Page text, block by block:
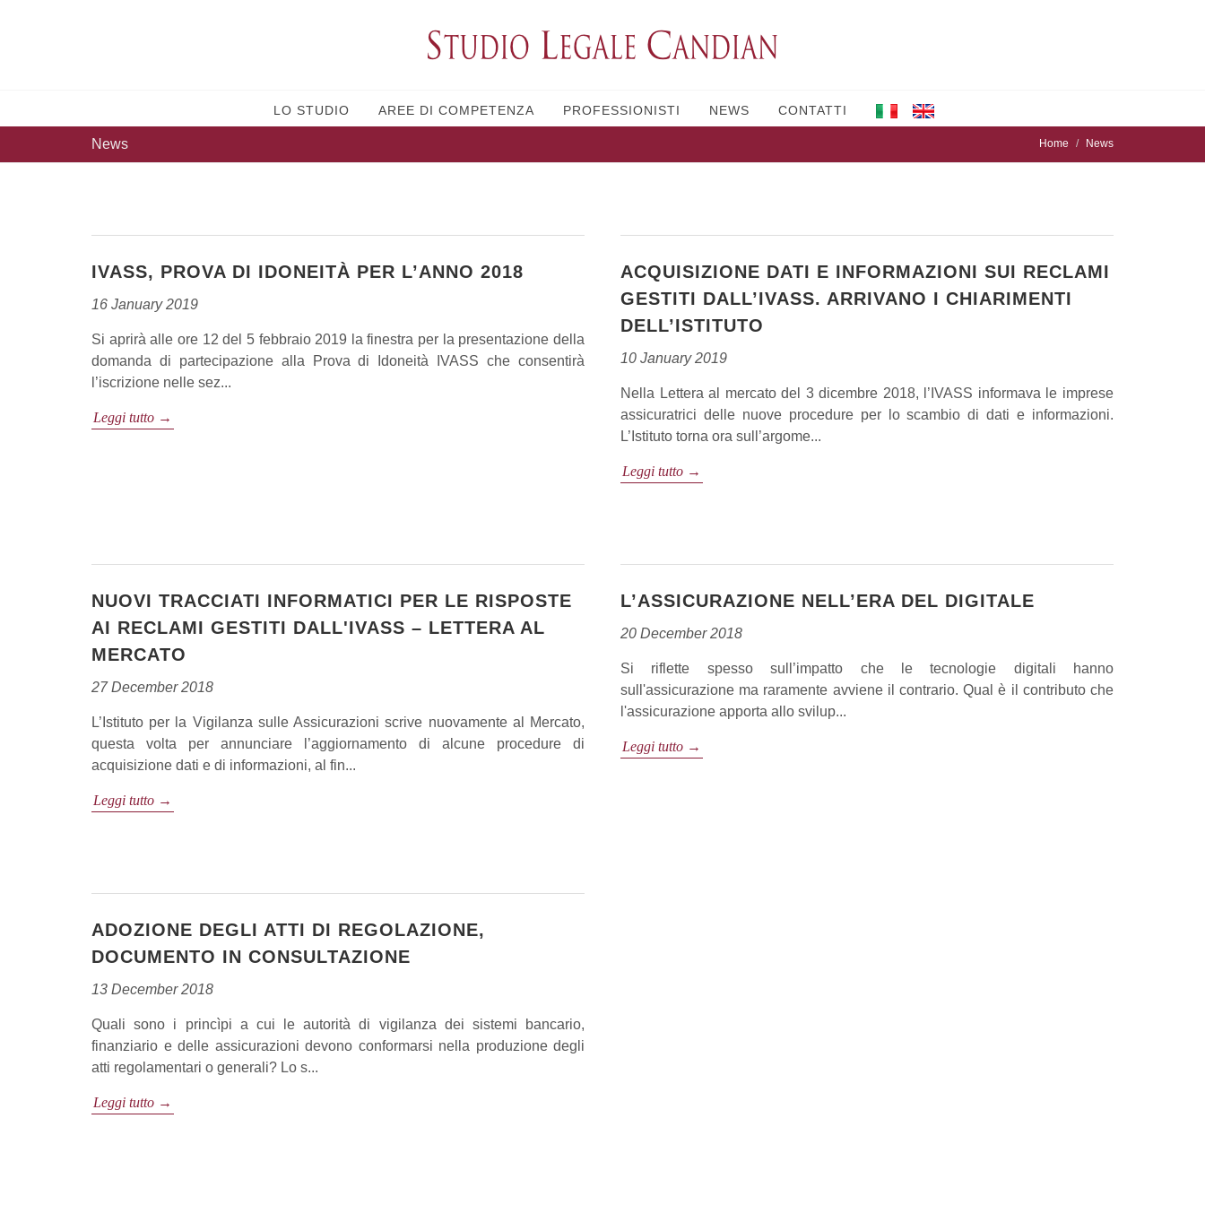
LO STUDIO AREE DI COMPETENZA PROFESSIONISTI NEWS CONTATTI
News Home News
IVASS, PROVA DI IDONEITÀ PER L’ANNO 2018
16 January 2019
Si aprirà alle ore 12 del 5 febbraio 2019 la finestra per la presentazione della
domanda di partecipazione alla Prova di Idoneità IVASS che consentirà
l’iscrizione nelle sez...
Leggi tutto →
ACQUISIZIONE DATI E INFORMAZIONI SUI RECLAMI
GESTITI DALL’IVASS. ARRIVANO I CHIARIMENTI
DELL’ISTITUTO
10 January 2019
Nella Lettera al mercato del 3 dicembre 2018, l’IVASS informava le imprese
assicuratrici delle nuove procedure per lo scambio di dati e informazioni.
L’Istituto torna ora sull’argome...
Leggi tutto →
NUOVI TRACCIATI INFORMATICI PER LE RISPOSTE
AI RECLAMI GESTITI DALL'IVASS – LETTERA AL
MERCATO
27 December 2018
L’Istituto per la Vigilanza sulle Assicurazioni scrive nuovamente al Mercato,
questa volta per annunciare l’aggiornamento di alcune procedure di
acquisizione dati e di informazioni, al fin...
Leggi tutto →
L’ASSICURAZIONE NELL’ERA DEL DIGITALE
20 December 2018
Si riflette spesso sull’impatto che le tecnologie digitali hanno
sull'assicurazione ma raramente avviene il contrario. Qual è il contributo che
l'assicurazione apporta allo svilup...
Leggi tutto →
ADOZIONE DEGLI ATTI DI REGOLAZIONE,
DOCUMENTO IN CONSULTAZIONE
13 December 2018
Quali sono i princìpi a cui le autorità di vigilanza dei sistemi bancario,
finanziario e delle assicurazioni devono conformarsi nella produzione degli
atti regolamentari o generali? Lo s...
Leggi tutto →